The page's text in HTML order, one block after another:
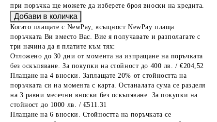
при поръчка ще можете да изберете броя вноски на кредита.
Когато плащате с NewPay, всъщност NewPay плаща
поръчката Ви вместо Вас. Вие я получавате и разполагате с
три начина да я платите към тях:
Отложено до 30 дни от момента на изпращане на поръчката
без оскъпяване. За покупки на стойност до 400 лв. / €204,52
Плащане на 4 вноски. Заплащате 20% от стойността на
поръчката си на момента с карта. Останалата сума се разделя
на 3 равни месечни вноски без оскъпяване. За покупки на
стойност до 1000 лв. / €511.31
Плащане на 6 вноски. Стойността на поръчката се